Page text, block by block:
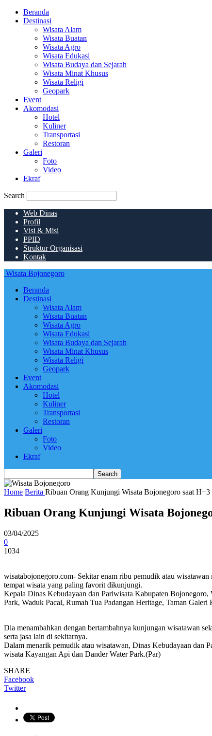
Beranda
Destinasi
Wisata Alam
Wisata Buatan
Wisata Agro
Wisata Edukasi
Wisata Budaya dan Sejarah
Wisata Minat Khusus
Wisata Religi
Geopark
Event
Akomodasi
Hotel
Kuliner
Transportasi
Restoran
Galeri
Foto
Video
Ekraf
Search
Web Dinas
Profil
Visi & Misi
PPID
Struktur Organisasi
Kontak
Wisata Bojonegoro
Beranda
Destinasi
Wisata Alam
Wisata Buatan
Wisata Agro
Wisata Edukasi
Wisata Budaya dan Sejarah
Wisata Minat Khusus
Wisata Religi
Geopark
Event
Akomodasi
Hotel
Kuliner
Transportasi
Restoran
Galeri
Foto
Video
Ekraf
Home Berita Ribuan Orang Kunjungi Wisata Bojonegoro saat
Ribuan Orang Kunjungi Wisata
03/04/2025
0
1034
wisatabojonegoro.com- Sekitar enam ribu pemudik atau
tempat wisata yang paling favorit dikunjungi.
Kepala Dinas Kebudayaan dan Pariwisata Kabupaten
Park, Waduk Pacal, Rumah Tua Padangan Heritage, Taman
Dia menambahkan dengan bertambahnya kunjungan wisatawan
serta jasa lain di sekitarnya.
Dalam menarik pemudik atau wisatawan, Dinas Kebudayaan dan
wisata Kayangan Api dan Dander Water Park.(Par)
SHARE
Facebook
Twitter